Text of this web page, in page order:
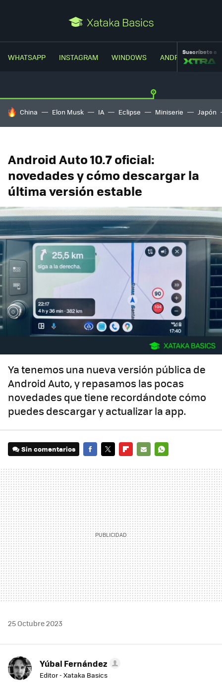
WHATSAPP INSTAGRAM WINDOWS ANDROIDSuscríbete a
HOY SE HABLA DE
China Elon Musk IA Eclipse Miniserie Japón
Android Auto 10.7 oficial:
novedades y cómo descargar la
última versión estable
Ya tenemos una nueva versión pública de
Android Auto, y repasamos las pocas
novedades que tiene recordándote cómo
puedes descargar y actualizar la app.
Sin comentarios
MAIL
25 Octubre 2023
Yúbal Fernández
Editor - Xataka Basics